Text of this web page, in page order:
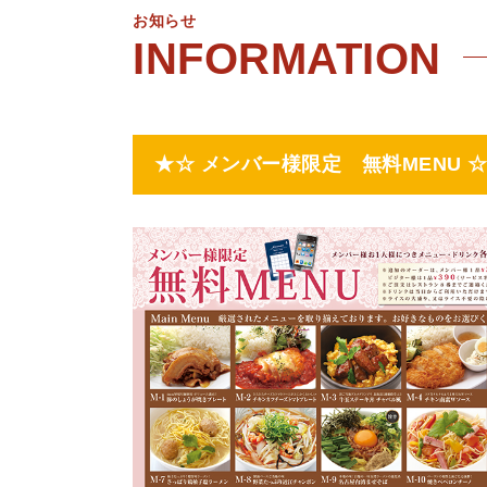
お知らせ
★☆ メンバー様限定 無料MENU